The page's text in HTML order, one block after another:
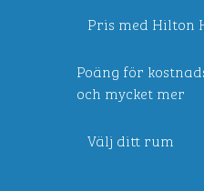
Pris med Hilton
Poäng för
och mycket mer
Välj ditt rum